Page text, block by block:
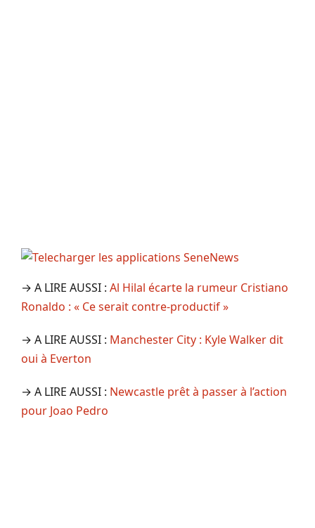
→ A LIRE AUSSI : Al Hilal écarte la rumeur Cristiano
Ronaldo : « Ce serait contre-productif »
→ A LIRE AUSSI : Manchester City : Kyle Walker dit
oui à Everton
→ A LIRE AUSSI : Newcastle prêt à passer à l’action
pour Joao Pedro